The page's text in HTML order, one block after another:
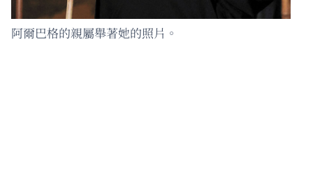
阿爾巴格的親屬舉著她的照片。